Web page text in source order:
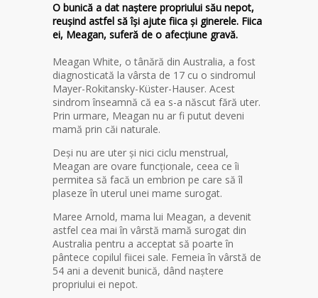
O bunică a dat naștere propriului său nepot,
reușind astfel să își ajute fiica și ginerele. Fiica
ei, Meagan, suferă de o afecțiune gravă.
Meagan White, o tânără din Australia, a fost
diagnosticată la vârsta de 17 cu o sindromul
Mayer-Rokitansky-Küster-Hauser. Acest
sindrom înseamnă că ea s-a născut fără uter.
Prin urmare, Meagan nu ar fi putut deveni
mamă prin căi naturale.
Deși nu are uter și nici ciclu menstrual,
Meagan are ovare funcționale, ceea ce îi
permitea să facă un embrion pe care să îl
plaseze în uterul unei mame surogat.
Maree Arnold, mama lui Meagan, a devenit
astfel cea mai în vârstă mamă surogat din
Australia pentru a acceptat să poarte în
pântece copilul fiicei sale. Femeia în vârstă de
54 ani a devenit bunică, dând naștere
propriului ei nepot.